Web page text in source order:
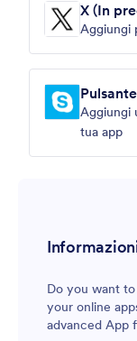
X (In
Aggiungi
Aggiungi
tua app
Do you want
your online
advanced App